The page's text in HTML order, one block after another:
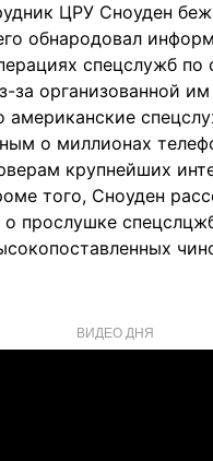
ЦРУ Сноуден
обнародовал
спецслужб по
за организованной
американские
о миллионах
крупнейших
того, Сноуден
прослушке
ВИДЕО ДНЯ